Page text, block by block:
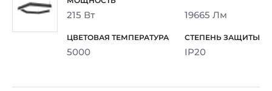
215 Вт 19665 Лм
5000 IP20